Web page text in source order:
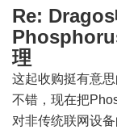
Re:
理
这起收购挺有意
不错，现在把
对非传统联网设